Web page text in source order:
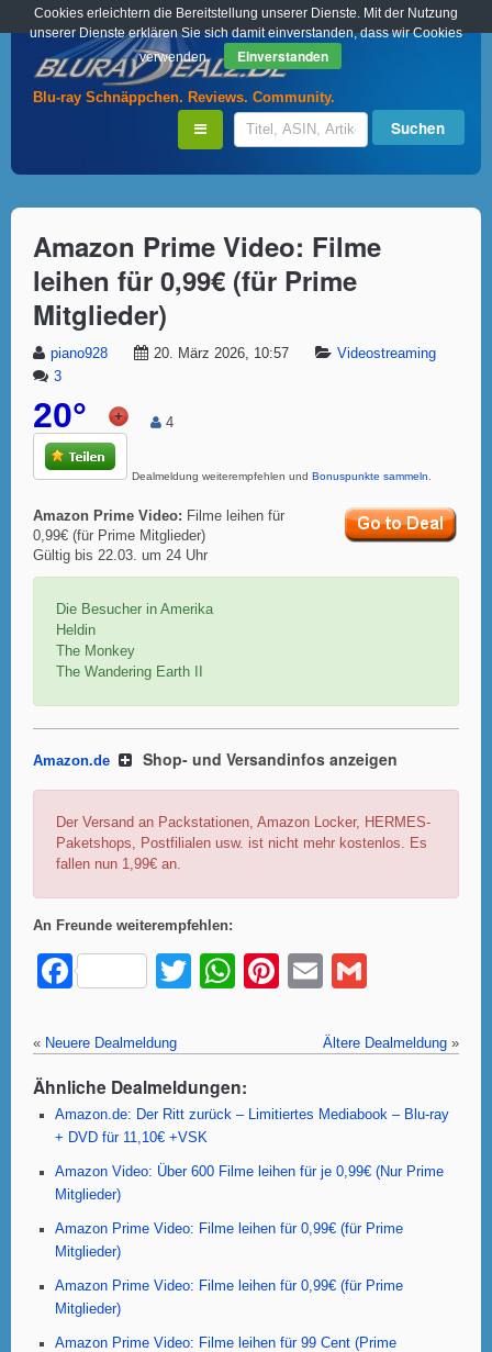
Blu-ray Schnäppchen. Reviews. Community.
Amazon Prime Video: Filme
leihen für 0,99€ (für Prime
Mitglieder)
piano928 20. März 2026, 10:57
Videostreaming
3
20° 4
Dealmeldung weiterempfehlen und Bonuspunkte sammeln
Amazon Prime Video: Filme leihen für
0,99€ (für Prime Mitglieder)
Gültig bis 22.03. um 24 Uhr
Die Besucher in Amerika
Heldin
The Monkey
The Wandering Earth II
Amazon.de Shop- und Versandinfos anzeigen
Der Versand an Packstationen, Amazon Locker, HERMES-
Paketshops, Postfilialen usw. ist nicht mehr kostenlos. Es
fallen nun 1,99€ an.
An Freunde weiterempfehlen:
F
c
e
b
o
o
k
T
er
W
s
A
p
Pi
st
E
ail ail
« Neuere Dealmeldung Ältere Dealmeldung »
Ähnliche Dealmeldungen:
Amazon.de: Der Ritt zurück – Limitiertes Mediabook – Blu-ray
+ DVD für 11,10€ +VSK
Amazon Video: Über 600 Filme leihen für je 0,99€ (Nur Prime
Mitglieder)
Amazon Prime Video: Filme leihen für 0,99€ (für Prime
Mitglieder)
Amazon Prime Video: Filme leihen für 0,99€ (für Prime
Mitglieder)
Amazon Prime Video: Filme leihen für 99 Cent (Prime
Cookies erleichtern die Bereitstellung unserer Dienste. Mit der Nutzung
unserer Dienste erklären Sie sich damit einverstanden, dass wir Cookies
verwenden.
Einverstanden